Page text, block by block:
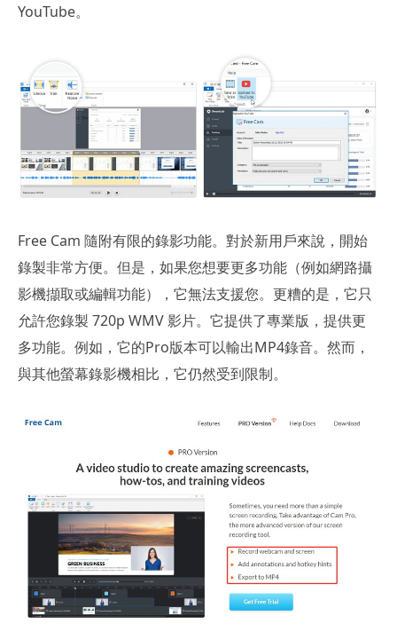
YouTube。
Free Cam 隨附有限的錄影功能。對於新用戶來說，開始
錄製非常方便。但是，如果您想要更多功能（例如網路攝
影機擷取或編輯功能），它無法支援您。更糟的是，它只
允許您錄製 720p WMV 影片。它提供了專業版，提供更
多功能。例如，它的Pro版本可以輸出MP4錄音。然而，
與其他螢幕錄影機相比，它仍然受到限制。